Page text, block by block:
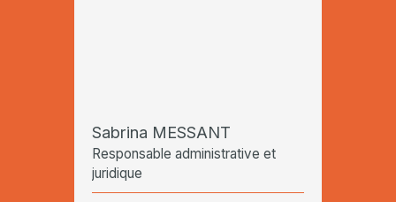
Sabrina MESSANT
Responsable administrative et
juridique